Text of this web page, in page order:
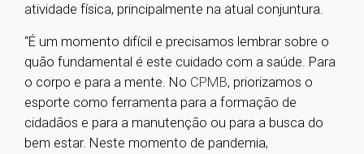
atividade física, principalmente na atual conjuntura.
“É um momento difícil e precisamos lembrar sobre o
quão fundamental é este cuidado com a saúde. Para
o corpo e para a mente. No CPMB, priorizamos o
esporte como ferramenta para a formação de
cidadãos e para a manutenção ou para a busca do
bem estar. Neste momento de pandemia,